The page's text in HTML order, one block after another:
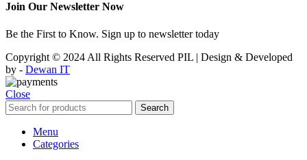
Join Our Newsletter Now
Be the First to Know. Sign up to newsletter today
Copyright © 2024 All Rights Reserved PIL | Design & Developed
by - Dewan IT
Close
Search
Menu
Categories